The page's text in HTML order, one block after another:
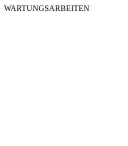
WARTUNGSARBEITEN